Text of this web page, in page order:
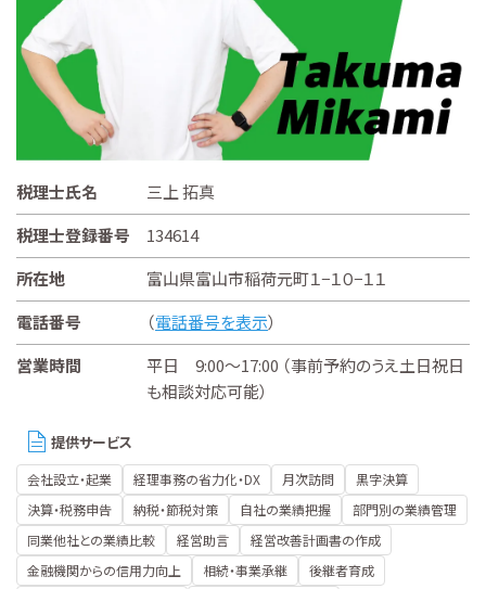
税理士氏名
三上 拓真
税理士登録番号
134614
所在地
富山県富山市稲荷元町１−１０−１１
電話番号
（電話番号を表示）
営業時間
平日 9:00～17:00 （事前予約のうえ土日祝日
も相談対応可能）
提供サービス
会社設立・起業 経理事務の省力化・DX 月次訪問
黒字決算
決算・税務申告
納税・節税対策 自社の業績把握
部門別の業績管理
同業他社との業績比較
経営助言
経営改善計画書の作成
金融機関からの信用力向上
相続・事業承継
後継者育成